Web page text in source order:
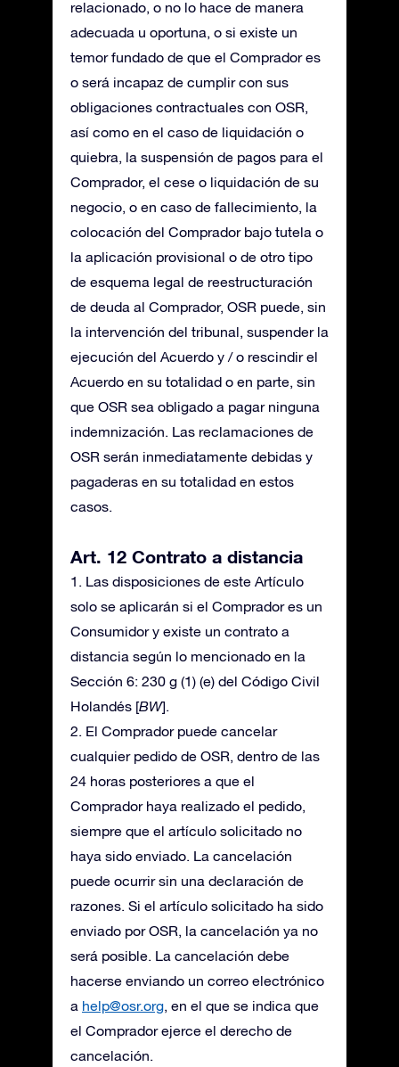
relacionado, o no lo hace de manera
adecuada u oportuna, o si existe un
temor fundado de que el Comprador es
o será incapaz de cumplir con sus
obligaciones contractuales con OSR,
así como en el caso de liquidación o
quiebra, la suspensión de pagos para el
Comprador, el cese o liquidación de su
negocio, o en caso de fallecimiento, la
colocación del Comprador bajo tutela o
la aplicación provisional o de otro tipo
de esquema legal de reestructuración
de deuda al Comprador, OSR puede, sin
la intervención del tribunal, suspender la
ejecución del Acuerdo y / o rescindir el
Acuerdo en su totalidad o en parte, sin
que OSR sea obligado a pagar ninguna
indemnización. Las reclamaciones de
OSR serán inmediatamente debidas y
pagaderas en su totalidad en estos
casos.
Art. 12 Contrato a distancia
1. Las disposiciones de este Artículo
solo se aplicarán si el Comprador es un
Consumidor y existe un contrato a
distancia según lo mencionado en la
Sección 6: 230 g (1) (e) del Código Civil
Holandés [BW].
2. El Comprador puede cancelar
cualquier pedido de OSR, dentro de las
24 horas posteriores a que el
Comprador haya realizado el pedido,
siempre que el artículo solicitado no
haya sido enviado. La cancelación
puede ocurrir sin una declaración de
razones. Si el artículo solicitado ha sido
enviado por OSR, la cancelación ya no
será posible. La cancelación debe
hacerse enviando un correo electrónico
a help@osr.org, en el que se indica que
el Comprador ejerce el derecho de
cancelación.